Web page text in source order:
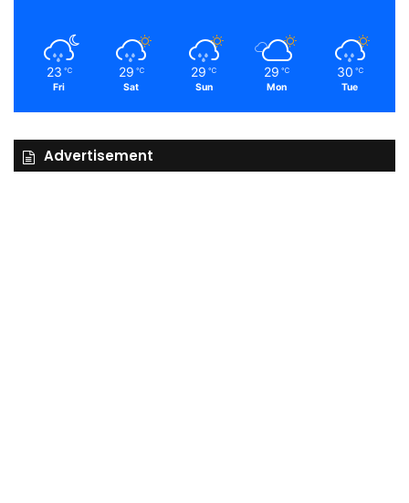
23 ℃
Fri
29 ℃
Sat
29 ℃
Sun
29 ℃
Mon
30 ℃
Tue
Advertisement